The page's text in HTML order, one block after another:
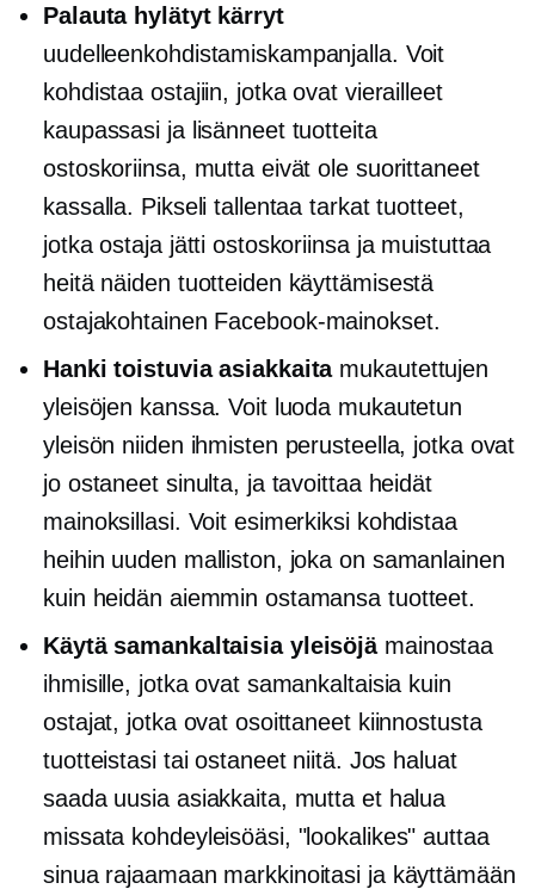
Palauta hylätyt kärryt
uudelleenkohdistamiskampanjalla. Voit
kohdistaa ostajiin, jotka ovat vierailleet
kaupassasi ja lisänneet tuotteita
ostoskoriinsa, mutta eivät ole suorittaneet
kassalla. Pikseli tallentaa tarkat tuotteet,
jotka ostaja jätti ostoskoriinsa ja muistuttaa
heitä näiden tuotteiden käyttämisestä
ostajakohtainen Facebook-mainokset.
Hanki toistuvia asiakkaitamukautettujen
yleisöjen kanssa. Voit luoda mukautetun
yleisön niiden ihmisten perusteella, jotka ovat
jo ostaneet sinulta, ja tavoittaa heidät
mainoksillasi. Voit esimerkiksi kohdistaa
heihin uuden malliston, joka on samanlainen
kuin heidän aiemmin ostamansa tuotteet.
Käytä samankaltaisia ​​yleisöjämainostaa
ihmisille, jotka ovat samankaltaisia ​​kuin
ostajat, jotka ovat osoittaneet kiinnostusta
tuotteistasi tai ostaneet niitä. Jos haluat
saada uusia asiakkaita, mutta et halua
missata kohdeyleisöäsi, "lookalikes" auttaa
sinua rajaamaan markkinoitasi ja käyttämään